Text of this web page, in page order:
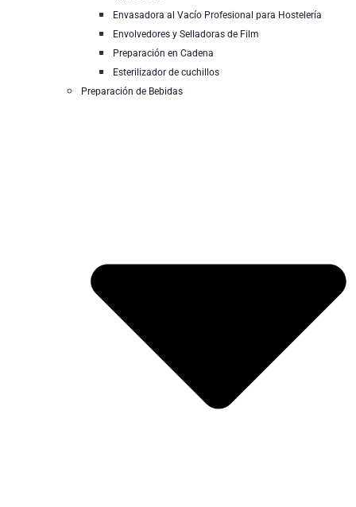
Envasadora al Vacío Profesional para Hostelería
Envolvedores y Selladoras de Film
Preparación en Cadena
Esterilizador de cuchillos
Preparación de Bebidas